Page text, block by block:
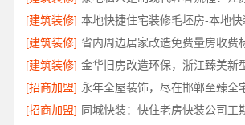
[建筑装修] 本地快捷住宅装修毛坯房-本地
[建筑装修]
[建筑装修]
[招商加盟] 永年全屋装饰，尽在邯郸至臻全
[招商加盟] 同城快装：快住老房快装公司工